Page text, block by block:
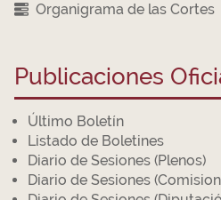
Organigrama de las Cortes
Publicaciones
Último Boletín
Listado de Boletines
Diario de Sesiones (Plenos)
Diario de Sesiones